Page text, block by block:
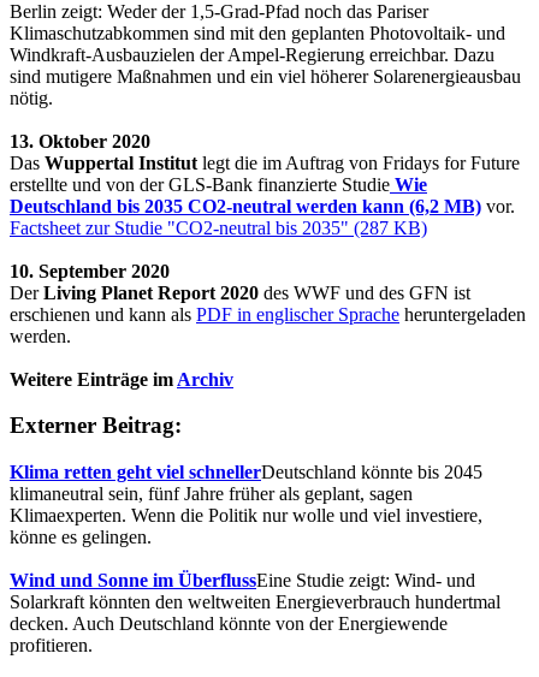
Berlin zeigt: Weder der 1,5-Grad-Pfad noch das Pariser
Klimaschutzabkommen sind mit den geplanten Photovoltaik- und
Windkraft-Ausbauzielen der Ampel-Regierung erreichbar. Dazu
sind mutigere Maßnahmen und ein viel höherer Solarenergieausbau
nötig.
13. Oktober 2020
Das Wuppertal Institut legt die im Auftrag von Fridays for Future
erstellte und von der GLS-Bank finanzierte Studie Wie
Deutschland bis 2035 CO2-neutral werden kann (6,2 MB) vor.
Factsheet zur Studie "CO2-neutral bis 2035" (287 KB)
10. September 2020
DerLiving Planet Report 2020 des WWF und des GFN ist
erschienen und kann als PDF in englischer Sprache heruntergeladen
werden.
Weitere Einträge im Archiv
Externer Beitrag:
Klima retten geht viel schnellerDeutschland könnte bis 2045
klimaneutral sein, fünf Jahre früher als geplant, sagen
Klimaexperten. Wenn die Politik nur wolle und viel investiere,
könne es gelingen.
Wind und Sonne im ÜberflussEine Studie zeigt: Wind- und
Solarkraft könnten den weltweiten Energieverbrauch hundertmal
decken. Auch Deutschland könnte von der Energiewende
profitieren.